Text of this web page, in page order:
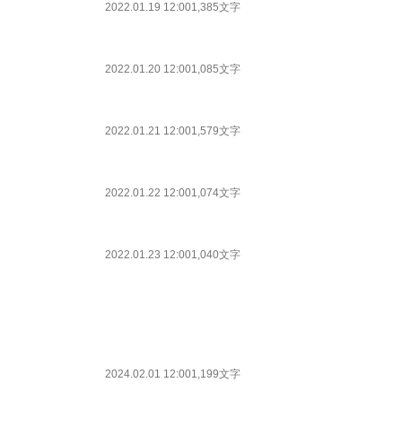
2022.01.19 12:001,385文字
2022.01.20 12:001,085文字
2022.01.21 12:001,579文字
2022.01.22 12:001,074文字
2022.01.23 12:001,040文字
2024.02.01 12:001,199文字